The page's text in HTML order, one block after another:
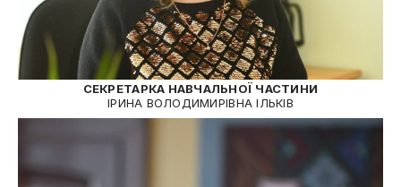
СЕКРЕТАРКА НАВЧАЛЬНОЇ ЧАСТИНИ
ІРИНА ВОЛОДИМИРІВНА ІЛЬКІВ